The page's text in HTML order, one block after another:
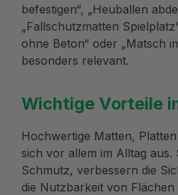
befestigen“, „Heuballen
„Fallschutzmatten
ohne Beton“ oder „Matsch
besonders relevant.
Wichtige Vorteile
Hochwertige Matten,
sich vor allem im Alltag aus.
Schmutz, verbessern die
die Nutzbarkeit von